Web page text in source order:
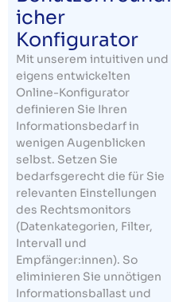
icher
Konfigurator
Mit unserem intuitiven und
eigens entwickelten
Online-Konfigurator
definieren Sie Ihren
Informationsbedarf in
wenigen Augenblicken
selbst. Setzen Sie
bedarfsgerecht die für Sie
relevanten Einstellungen
des Rechtsmonitors
(Datenkategorien, Filter,
Intervall und
Empfänger:innen). So
eliminieren Sie unnötigen
Informationsballast und